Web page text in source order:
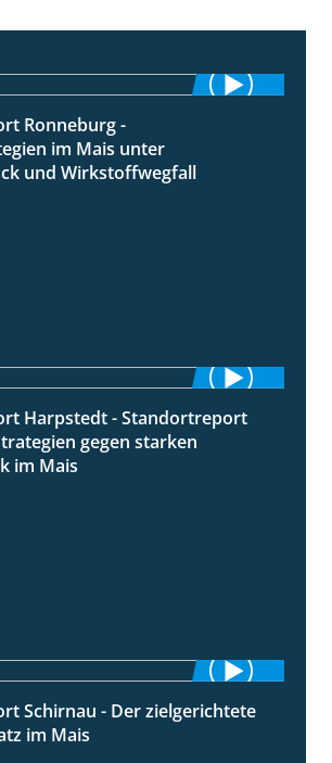
Ronneburg -
im Mais unter
und Wirkstoffwegfall
9:11
Harpstedt - Standortreport
gegen starken
im Mais
9:27
Schirnau - Der zielgerichtete
im Mais